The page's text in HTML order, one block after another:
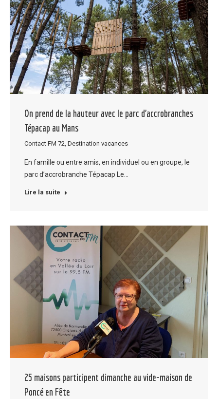
On prend de la hauteur avec le parc d’accrobranches
Tépacap au Mans
Contact FM 72 Destination vacances
En famille ou entre amis, en individuel ou en groupe, le
parc d’accrobranche Tépacap Le…
Lire la suite
25 maisons participent dimanche au vide-maison de
Poncé en Fête